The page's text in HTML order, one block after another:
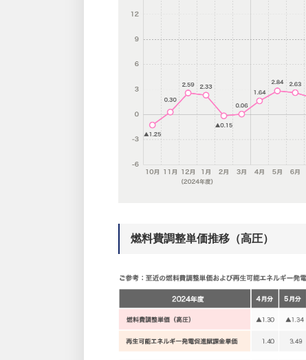
燃料費調整単価推移（高圧）